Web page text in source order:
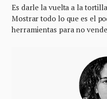
Es darle la vuelta a la
Mostrar todo lo que es el
herramientas para no